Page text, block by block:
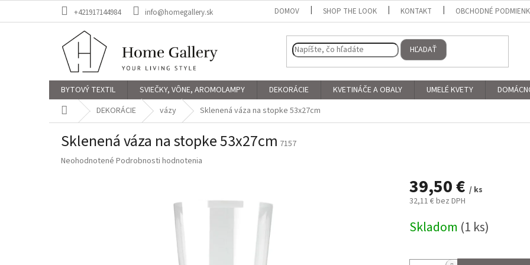
+421917144984 info@homegallery.sk DOMOV SHOP THE LOOK KONTAKT OBCHODNÉ
HĽADAŤ
BYTOVÝ TEXTIL SVIEČKY, VÔNE, AROMOLAMPY DEKORÁCIE KVETINÁČE A OBALY UMELÉ KVETY
DomovDEKORÁCIE vázy Sklenená váza na stopke 53x27cm
Sklenená váza na stopke 53x27cm 7157
Priemerné
Neohodnotené Podrobnosti hodnotenia
39,50 € / ks
32,11 € bez DPH
cena:
Skladom (1 ks)